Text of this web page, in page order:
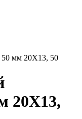
мм 20Х13, 50
20Х13,